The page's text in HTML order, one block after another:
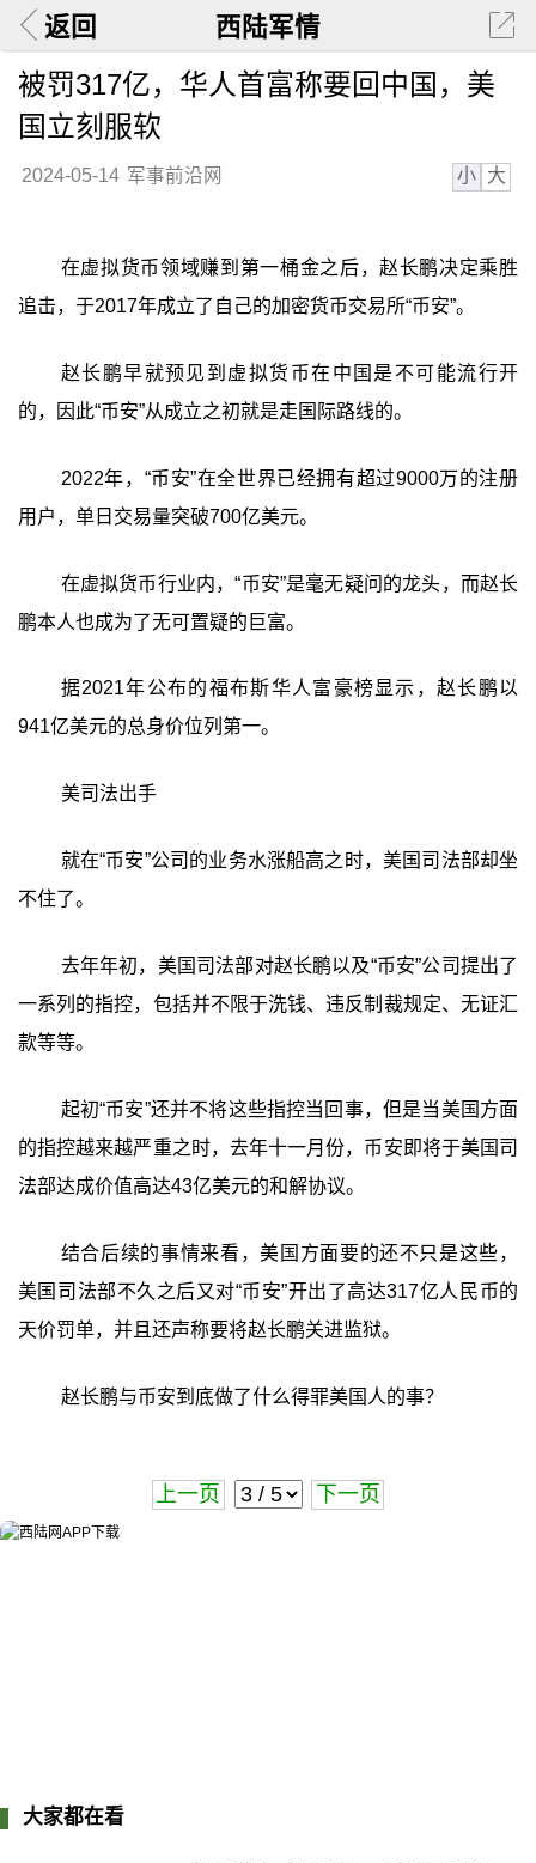
返回 西陆军情
被罚317亿，华人首富称要回中国，美
国立刻服软
2024-05-14 军事前沿网 小 大
在虚拟货币领域赚到第一桶金之后，赵长鹏决定乘胜
追击，于2017年成立了自己的加密货币交易所“币安”。
赵长鹏早就预见到虚拟货币在中国是不可能流行开
的，因此“币安”从成立之初就是走国际路线的。
2022年，“币安”在全世界已经拥有超过9000万的注册
用户，单日交易量突破700亿美元。
在虚拟货币行业内，“币安”是毫无疑问的龙头，而赵长
鹏本人也成为了无可置疑的巨富。
据2021年公布的福布斯华人富豪榜显示，赵长鹏以
941亿美元的总身价位列第一。
美司法出手
就在“币安”公司的业务水涨船高之时，美国司法部却坐
不住了。
去年年初，美国司法部对赵长鹏以及“币安”公司提出了
一系列的指控，包括并不限于洗钱、违反制裁规定、无证汇
款等等。
起初“币安”还并不将这些指控当回事，但是当美国方面
的指控越来越严重之时，去年十一月份，币安即将于美国司
法部达成价值高达43亿美元的和解协议。
结合后续的事情来看，美国方面要的还不只是这些，
美国司法部不久之后又对“币安”开出了高达317亿人民币的
天价罚单，并且还声称要将赵长鹏关进监狱。
赵长鹏与币安到底做了什么得罪美国人的事？
上一页 下一页
大家都在看